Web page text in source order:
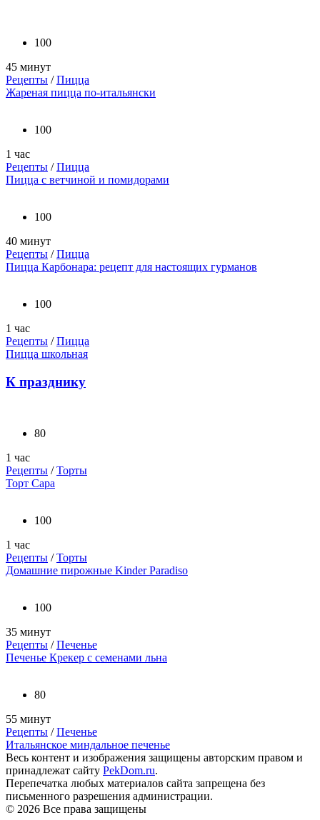
100
45 минут
Рецепты /Пицца
Жареная пицца по-итальянски
100
1 час
Рецепты /Пицца
Пицца с ветчиной и помидорами
100
40 минут
Рецепты /Пицца
Пицца Карбонара: рецепт для настоящих гурманов
100
1 час
Рецепты /Пицца
Пицца школьная
К празднику
80
1 час
Рецепты /Торты
Торт Сара
100
1 час
Рецепты /Торты
Домашние пирожные Kinder Paradiso
100
35 минут
Рецепты /Печенье
Печенье Крекер с семенами льна
80
55 минут
Рецепты /Печенье
Итальянское миндальное печенье
Весь контент и изображения защищены авторским правом и
принадлежат сайту PekDom.ru.
Перепечатка любых материалов сайта запрещена без
письменного разрешения администрации.
© 2026 Все права защищены